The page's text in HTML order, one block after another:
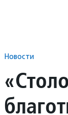
Новости